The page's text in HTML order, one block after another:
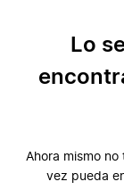
Lo
Ahora mismo no
vez pueda